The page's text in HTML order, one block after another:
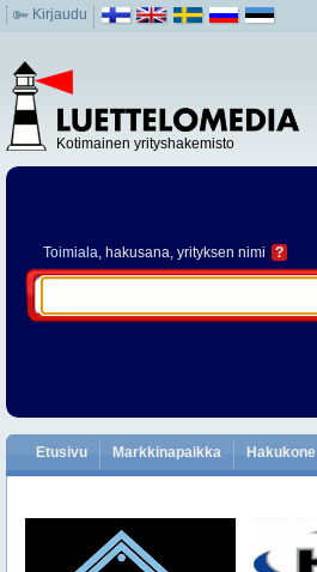
Kirjaudu
Kotimainen yrityshakemisto
Toimiala, hakusana, yrityksen nimi ?
Etusivu Markkinapaikka Hakukone